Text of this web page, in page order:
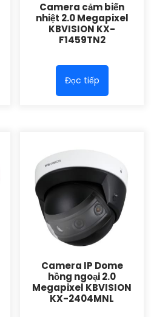
Camera cảm biến
nhiệt 2.0 Megapixel
KBVISION KX-
F1459TN2
Đọc tiếp
Camera IP Dome
hồng ngoại 2.0
Megapixel KBVISION
KX-2404MNL